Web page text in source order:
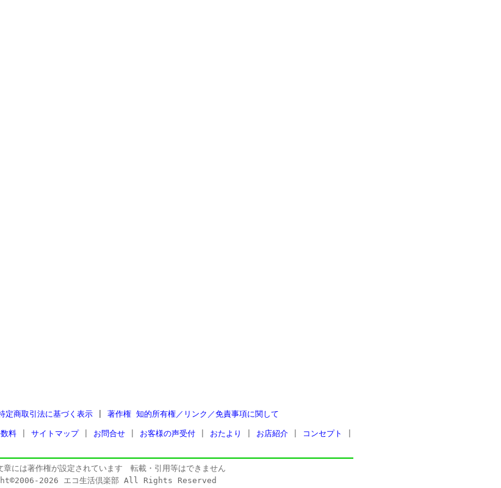
定商取引法に基づく表示| 著作権 知的所有権／リンク／免責事項に関して
料 サイトマップ| お問合せ お客様の声受付 おたより お店紹介 コンセプト
章には著作権が設定されています 転載・引用等はできません
2026 エコ生活倶楽部 All Rights Reserved